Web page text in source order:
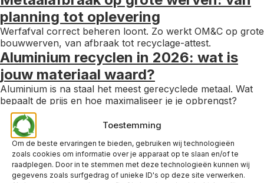
Toestemming
Om de beste ervaringen te bieden, gebruiken wij technologieën
zoals cookies om informatie over je apparaat op te slaan en/of te
raadplegen. Door in te stemmen met deze technologieën kunnen wij
gegevens zoals surfgedrag of unieke ID's op deze site verwerken.
planning tot oplevering
Werfafval correct beheren loont. Zo werkt OM&C op grote
bouwwerven, van afbraak tot recyclage-attest.
Aluminium recyclen in 2026: wat is
jouw materiaal waard?
Aluminium is na staal het meest gerecyclede metaal. Wat
bepaalt de prijs en hoe maximaliseer je je opbrengst?
De IJzer Audit uitgelegd: zo
analyseren wij je metaalstroom
Hoeveel geld laat jij maandelijks liggen in je
metaalcontainer? De IJzer Audit van OM&C geeft je die
inzichten.